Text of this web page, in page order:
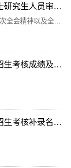
portal/
现将2027年招收培
单详见附件），名
话：0531-
公示期已结束
研究生人员审核
全会精神以及全国
，提升研究生培养
导师岗位管理的若
，现将相关工作安
格岗位政治要求 学
生考核成绩及拟
生考核补录名单